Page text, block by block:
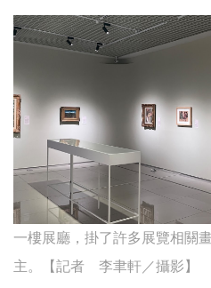
一樓展廳，掛了許多展覽相關
主。【記者 李聿軒／攝影】